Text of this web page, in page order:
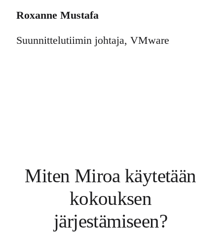
Roxanne Mustafa
Suunnittelutiimin johtaja, VMware
Miten Miroa käytetään
kokouksen
järjestämiseen?